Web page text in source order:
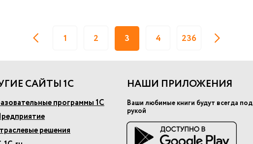
1 2 3 4 236
САЙТЫ 1С
программы 1С
решения
НАШИ ПРИЛОЖЕНИЯ
Ваши любимые книги будут всегда под
рукой